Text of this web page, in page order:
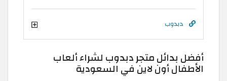
دبدوب
أفضل بدائل متجر دبدوب لشراء ألعاب
الأطفال أون لاين في السعودية